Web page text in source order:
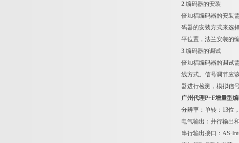
2.编码器的安装
倍加福编码器的安装
码器的安装方式来选
平位置，法兰安装的
3.编码器的调试
倍加福编码器的调试
线方式。信号调节应
器进行检测，模拟信
广州代理P+F增量型
分辨率：单转：13位
电气输出：并行输出
串行输出接口：AS-